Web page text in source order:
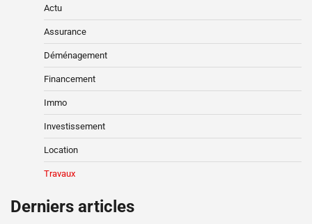
Actu
Assurance
Déménagement
Financement
Immo
Investissement
Location
Travaux
Derniers articles